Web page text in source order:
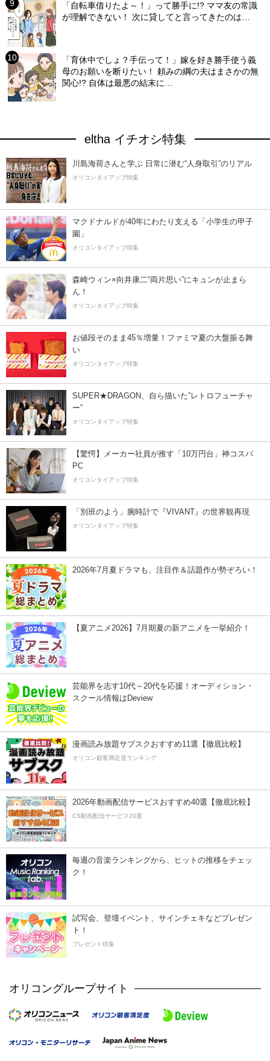
「自転車借りたよ～！」って勝手に!? ママ友の常識
が理解できない！ 次に貸してと言ってきたのは…
「育休中でしょ？手伝って！」嫁を好き勝手使う義
母のお願いを断りたい！ 頼みの綱の夫はまさかの無
関心!? 自体は最悪の結末に…
eltha イチオシ特集
川島海荷さんと学ぶ 日常に潜む“人身取引”のリアル
オリコンタイアップ特集
マクドナルドが40年にわたり支える「小学生の甲子
園」
オリコンタイアップ特集
森崎ウィン×向井康二“両片思い”にキュンが止まら
ん！
オリコンタイアップ特集
お値段そのまま45％増量！ファミマ夏の大盤振る舞
い
オリコンタイアップ特集
SUPER★DRAGON、自ら描いた”レトロフューチャ
ー”
オリコンタイアップ特集
【驚愕】メーカー社員が推す「10万円台」神コスパ
PC
オリコンタイアップ特集
「別班のよう」腕時計で『VIVANT』の世界観再現
オリコンタイアップ特集
2026年7月夏ドラマも、注目作＆話題作が勢ぞろい！
【夏アニメ2026】7月期夏の新アニメを一挙紹介！
芸能界を志す10代～20代を応援！オーディション・
スクール情報はDeview
漫画読み放題サブスクおすすめ11選【徹底比較】
オリコン顧客満足度ランキング
2026年動画配信サービスおすすめ40選【徹底比較】
CS動画配信サービス20選
毎週の音楽ランキングから、ヒットの推移をチェッ
ク！
試写会、登壇イベント、サインチェキなどプレゼン
ト！
プレゼント特集
オリコングループサイト